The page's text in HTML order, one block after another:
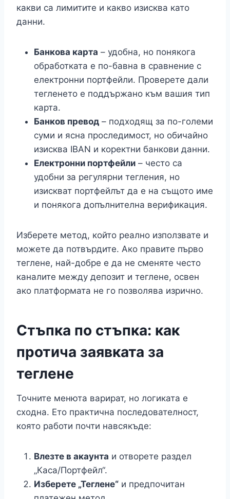
какви са лимитите и какво изисква като
данни.
Банкова карта – удобна, но понякога
обработката е по-бавна в сравнение с
електронни портфейли. Проверете дали
тегленето е поддържано към вашия тип
карта.
Банков превод – подходящ за по-големи
суми и ясна проследимост, но обичайно
изисква IBAN и коректни банкови данни.
Електронни портфейли – често са
удобни за регулярни тегления, но
изискват портфейлът да е на същото име
и понякога допълнителна верификация.
Изберете метод, който реално използвате и
можете да потвърдите. Ако правите първо
теглене, най-добре е да не сменяте често
каналите между депозит и теглене, освен
ако платформата не го позволява изрично.
Стъпка по стъпка: как
протича заявката за
теглене
Точните менюта варират, но логиката е
сходна. Ето практична последователност,
която работи почти навсякъде:
Влезте в акаунта и отворете раздел
„Каса/Портфейл“.
Изберете „Теглене“ и предпочитан